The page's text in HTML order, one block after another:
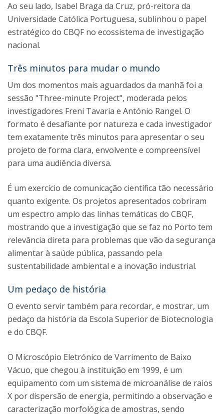
Ao seu lado, Isabel Braga da Cruz, pró-reitora da
Universidade Católica Portuguesa, sublinhou o papel
estratégico do CBQF no ecossistema de investigação
nacional.
Três minutos para mudar o mundo
Um dos momentos mais aguardados da manhã foi a
sessão "Three-minute Project", moderada pelos
investigadores Freni Tavaria e António Rangel. O
formato é desafiante por natureza e cada investigador
tem exatamente três minutos para apresentar o seu
projeto de forma clara, envolvente e compreensível
para uma audiência diversa.
É um exercício de comunicação científica tão necessário
quanto exigente. Os projetos apresentados cobriram
um espectro amplo das linhas temáticas do CBQF,
mostrando que a investigação que se faz no Porto tem
relevância direta para problemas que vão da segurança
alimentar à saúde pública, passando pela
sustentabilidade ambiental e a inovação industrial.
Um pedaço de história
O evento servir também para recordar, e mostrar, um
pedaço da história da Escola Superior de Biotecnologia
e do CBQF.
O Microscópio Eletrónico de Varrimento de Baixo
Vácuo, que chegou à instituição em 1999, é um
equipamento com um sistema de microanálise de raios
X por dispersão de energia, permitindo a observação e
caracterização morfológica de amostras, sendo